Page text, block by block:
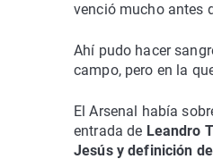
venció mucho antes
Ahí pudo hacer
campo, pero en la
El Arsenal había
entrada de Leandro
Jesús y definición